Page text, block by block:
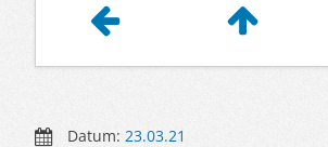
Datum:23.03.21